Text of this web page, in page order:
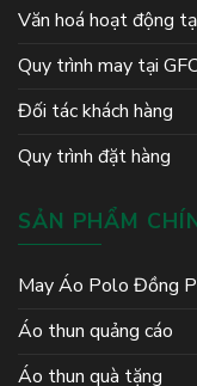
Văn hoá hoạt động
Quy trình may tại
Đối tác khách hàng
Quy trình đặt hàng
SẢN PHẨM
May Áo Polo Đồng
Áo thun quảng cáo
Áo thun quà tặng